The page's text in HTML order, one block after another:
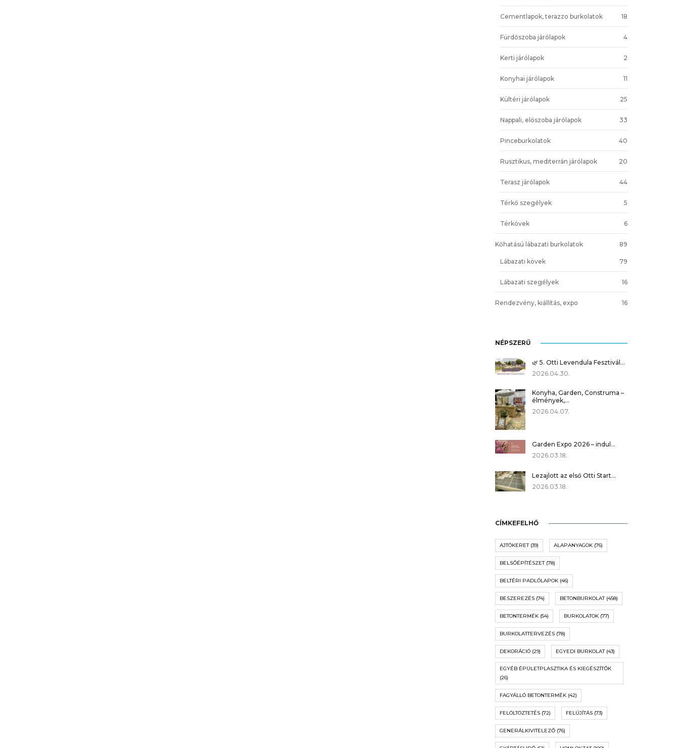
Cementlapok, terazzo burkolatok 18
Fürdőszoba járólapok 4
Kerti járólapok 2
Konyhai járólapok 11
Kültéri járólapok 25
Nappali, előszoba járólapok 33
Pinceburkolatok 40
Rusztikus, mediterrán járólapok 20
Terasz járólapok 44
Térkő szegélyek 5
Térkövek 6
Kőhatású lábazati burkolatok 89
Lábazati kövek 79
Lábazati szegélyek 16
Rendezvény, kiállítás, expo 16
NÉPSZERŰ
🌿 5. Otti Levendula Fesztivál…
2026.04.30.
Konyha, Garden, Construma –
élmények,…
2026.04.07.
Garden Expo 2026 – indul…
2026.03.18.
Lezajlott az első Otti Start…
2026.03.18.
CÍMKEFELHŐ
AJTÓKERET(39) ALAPANYAGOK(76)
BELSŐÉPÍTÉSZET(78)
BELTÉRI PADLÓLAPOK(46)
BESZEREZÉS(74) BETONBURKOLAT(458)
BETONTERMÉK(54) BURKOLATOK(77)
BURKOLATTERVEZÉS(78)
DEKORÁCIÓ(29) EGYEDI BURKOLAT(43)
EGYÉB ÉPÜLETPLASZTIKA ÉS KIEGÉSZÍTŐK
(26)
FAGYÁLLÓ BETONTERMÉK(42)
FELÖLTÖZTETÉS(72) FELÚJÍTÁS(73)
GENERÁLKIVITELEZŐ(76)